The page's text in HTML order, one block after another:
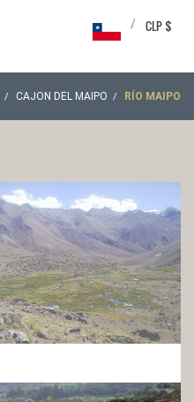
CLP $
/
CAJON DEL MAIPO RÍO MAIPO